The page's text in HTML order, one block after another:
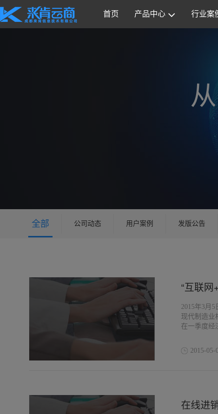
首页 产品中心 行业案
全部 公司动态 用户案例 发版公告
“互联网
2015年3月
现代制造业
在一季度经
2015-05-
在线进